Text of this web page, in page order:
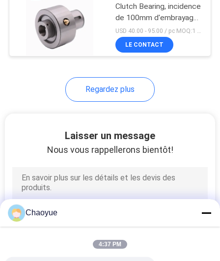
Clutch Bearing, incidence
de 100mm d'embrayage
de butée
USD 40.00 - 95.00 / pc MOQ:1 PC
LE CONTACT
Regardez plus
Laisser un message
Nous vous rappellerons bientôt!
Chaoyue
4:37 PM